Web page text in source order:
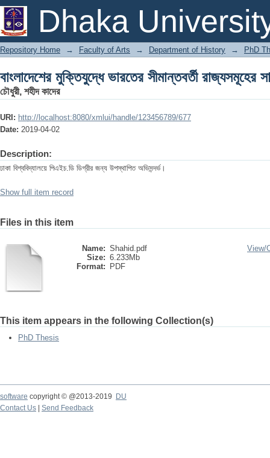
Dhaka
বাংলাদেশের মুক্তিযুদ্ধে ভারতের সীমান্তবর্তী রাজ্যসমূহের
Repository Home → Faculty of Arts → Department of History → PhD
বাংলাদেশের মুক্তিযুদ্ধে ভারতের সীমান্তবর্তী রাজ্যসমূহের
চৌধুরী, শহীদ কাদের
URI: http://localhost:8080/xmlui/handle/123456789/677
Date: 2019-04-02
Description:
ঢাকা বিশ্ববিদ্যালয়ে পিএইচ.ডি ডিগ্রীর জন্য উপস্থাপিত অভিসন্দর্ভ।
Show full item record
Files in this item
Name: Shahid.pdf
Size: 6.233Mb
Format:
PDF
View/
This item appears in the following Collection(s)
PhD Thesis
software copyright © @2013-2019
DU
Contact Us
Send Feedback